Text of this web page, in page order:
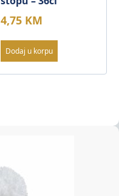
4,75 KM
Dodaj u korpu